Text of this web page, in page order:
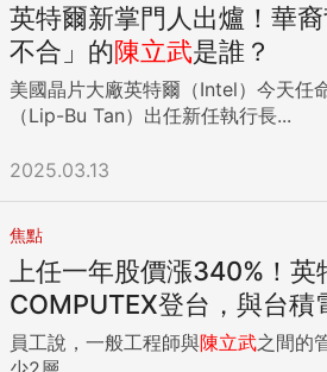
英特爾新掌門人出爐！華
不合」的陳立武是誰？
美國晶片大廠英特爾（Intel）今天任
（Lip-Bu Tan）出任新任執行長...
2025.03.13
焦點
上任一年股價漲340%！英
COMPUTEX登台，與台積
員工說，一般工程師與陳立武之間的